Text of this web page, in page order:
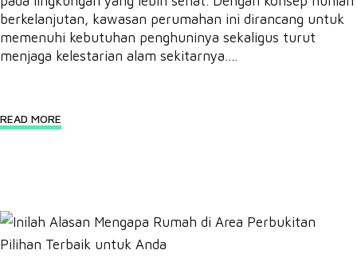
berkelanjutan, kawasan perumahan ini dirancang untuk
memenuhi kebutuhan penghuninya sekaligus turut
menjaga kelestarian alam sekitarnya....
READ MORE